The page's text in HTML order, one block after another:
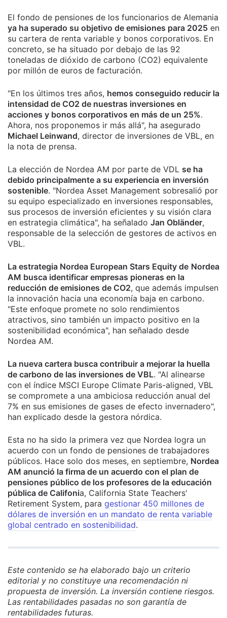
El fondo de pensiones de los funcionarios de Alemania
ya ha superado su objetivo de emisiones para 2025 en
su cartera de renta variable y bonos corporativos. En
concreto, se ha situado por debajo de las 92
toneladas de dióxido de carbono (CO2) equivalente
por millón de euros de facturación.
"En los últimos tres años, hemos conseguido reducir la
intensidad de CO2 de nuestras inversiones en
acciones y bonos corporativos en más de un 25%.
Ahora, nos proponemos ir más allá", ha asegurado
Michael Leinwand, director de inversiones de VBL, en
la nota de prensa.
La elección de Nordea AM por parte de VDL se ha
debido principalmente a su experiencia en inversión
sostenible. "Nordea Asset Management sobresalió por
su equipo especializado en inversiones responsables,
sus procesos de inversión eficientes y su visión clara
en estrategia climática", ha señalado Jan Obländer,
responsable de la selección de gestores de activos en
VBL.
La estrategia Nordea European Stars Equity de Nordea
AM busca identificar empresas pioneras en la
reducción de emisiones de CO2, que además impulsen
la innovación hacia una economía baja en carbono.
"Este enfoque promete no solo rendimientos
atractivos, sino también un impacto positivo en la
sostenibilidad económica", han señalado desde
Nordea AM.
La nueva cartera busca contribuir a mejorar la huella
de carbono de las inversiones de VBL. "Al alinearse
con el índice MSCI Europe Climate Paris-aligned, VBL
se compromete a una ambiciosa reducción anual del
7% en sus emisiones de gases de efecto invernadero",
han explicado desde la gestora nórdica.
Esta no ha sido la primera vez que Nordea logra un
acuerdo con un fondo de pensiones de trabajadores
públicos. Hace solo dos meses, en septiembre, Nordea
AM anunció la firma de un acuerdo con el plan de
pensiones público de los profesores de la educación
pública de Califonia, California State Teachers'
Retirement System, para gestionar 450 millones de
dólares de inversión en un mandato de renta variable
global centrado en sostenibilidad.
Este contenido se ha elaborado bajo un criterio
editorial y no constituye una recomendación ni
propuesta de inversión. La inversión contiene riesgos.
Las rentabilidades pasadas no son garantía de
rentabilidades futuras.